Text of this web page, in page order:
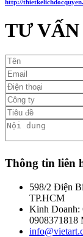
http://
TƯ
Thông tin liên
598/2 Điện
TP.HCM
Kinh Doanh:
0908371818